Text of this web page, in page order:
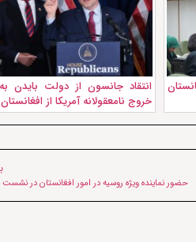
انتقاد جانسون از دولت بایدن
خروج نامعقولانه آمریکا از افغانستان
حضور نماینده‌ ویژه روسیه در امور افغانستان در